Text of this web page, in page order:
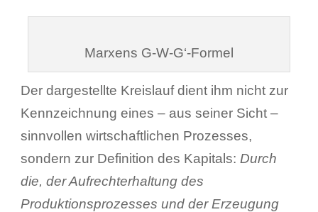
Marxens G-W-G‘-Formel
Der dargestellte Kreislauf dient ihm nicht zur
Kennzeichnung eines – aus seiner Sicht –
sinnvollen wirtschaftlichen Prozesses,
sondern zur Definition des Kapitals: Durch
die, der Aufrechterhaltung des
Produktionsprozesses und der Erzeugung